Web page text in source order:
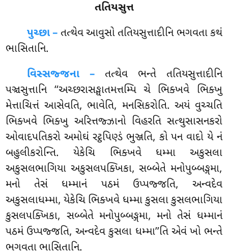
તતિયસુત્ત
પુચ્છા – તત્થેવઆવુસો તતિયસુત્તાદીનિ ભગવતા કથં
ભાસિતાનિ.
વિસ્સજ્જના –તત્થેવ ભન્તે તતિયસુત્તાદીનિ
પઞ્ચસુત્તાનિ ‘‘અચ્છરાસઙ્ઘાતમત્તમ્પિ ચે ભિક્ખવે ભિક્ખુ
મેત્તાચિત્તં આસેવતિ, ભાવેતિ, મનસિકરોતિ. અયં વુચ્ચતિ
ભિક્ખવે ભિક્ખુ અરિત્તજ્ઝાનો વિહરતિ સત્થુસાસનકરો
ઓવાદપતિકરો અમોઘં રટ્ઠપિણ્ડં ભુઞ્જતિ, કો પન વાદો યે નં
બહુલીકરોન્તિ. યેકેચિ ભિક્ખવે ધમ્મા અકુસલા
અકુસલભાગિયા અકુસલપક્ખિકા, સબ્બેતે મનોપુબ્બઙ્ગમા,
મનો તેસં ધમ્માનં પઠમં ઉપ્પજ્જતિ, અન્વદેવ
અકુસલાધમ્મા, યેકેચિ ભિક્ખવે ધમ્મા કુસલા કુસલભાગિયા
કુસલપક્ખિકા, સબ્બેતે મનોપુબ્બઙ્ગમા, મનો તેસં ધમ્માનં
પઠમં ઉપ્પજ્જતિ, અન્વદેવ કુસલા ધમ્મા’’તિ એવં ખો ભન્તે
ભગવતા ભાસિતાનિ.